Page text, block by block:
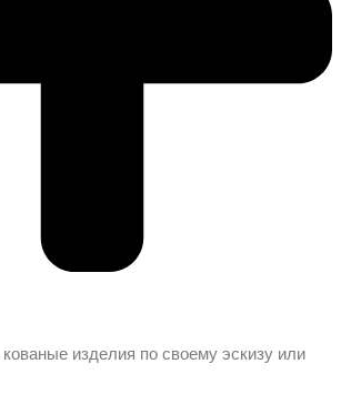
изделия по своему эскизу или